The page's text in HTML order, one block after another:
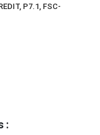
P7.1, FSC-
: